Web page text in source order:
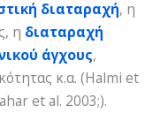
διαταραχή, η
η διαταραχή
άγχους,
κ.α. (Halmi et
et al. 2003;).